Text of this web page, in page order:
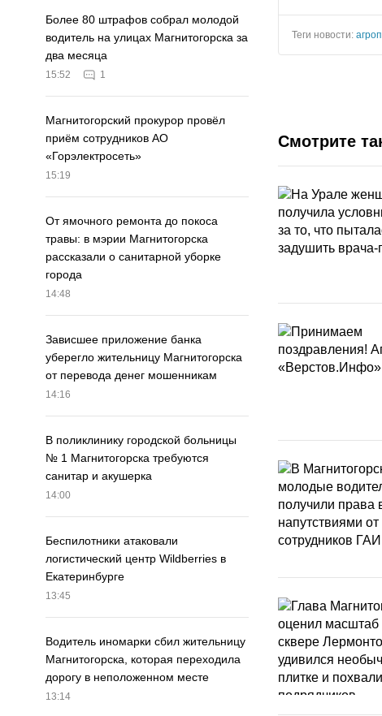
Более 80 штрафов собрал молодой
водитель на улицах Магнитогорска за
два месяца
15:52 1
Магнитогорский прокурор провёл
приём сотрудников АО
«Горэлектросеть»
15:19
От ямочного ремонта до покоса
травы: в мэрии Магнитогорска
рассказали о санитарной уборке
города
14:48
Зависшее приложение банка
уберегло жительницу Магнитогорска
от перевода денег мошенникам
14:16
В поликлинику городской больницы
№ 1 Магнитогорска требуются
санитар и акушерка
14:00
Беспилотники атаковали
логистический центр Wildberries в
Екатеринбурге
13:45
Водитель иномарки сбил жительницу
Магнитогорска, которая переходила
дорогу в неположенном месте
13:14
Теги новости:
Смотрите